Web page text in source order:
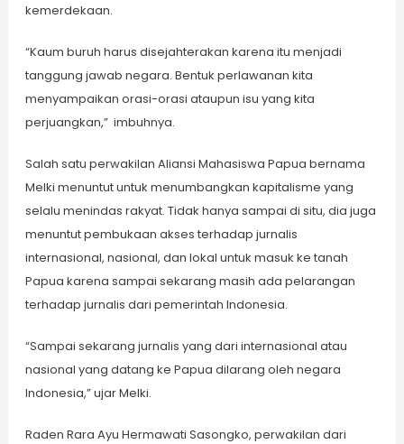
kemerdekaan.
“Kaum buruh harus disejahterakan karena itu menjadi
tanggung jawab negara. Bentuk perlawanan kita
menyampaikan orasi-orasi ataupun isu yang kita
perjuangkan,” imbuhnya.
Salah satu perwakilan Aliansi Mahasiswa Papua bernama
Melki menuntut untuk menumbangkan kapitalisme yang
selalu menindas rakyat. Tidak hanya sampai di situ, dia juga
menuntut pembukaan akses terhadap jurnalis
internasional, nasional, dan lokal untuk masuk ke tanah
Papua karena sampai sekarang masih ada pelarangan
terhadap jurnalis dari pemerintah Indonesia.
“Sampai sekarang jurnalis yang dari internasional atau
nasional yang datang ke Papua dilarang oleh negara
Indonesia,” ujar Melki.
Raden Rara Ayu Hermawati Sasongko, perwakilan dari